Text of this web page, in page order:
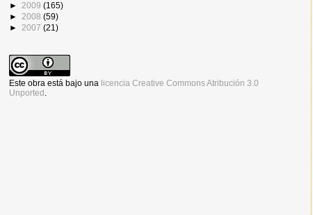
► 2009 (165)
► 2008 (59)
► 2007 (21)
Este obra está bajo una licencia Creative Commons Atribución 3.0
Unported .